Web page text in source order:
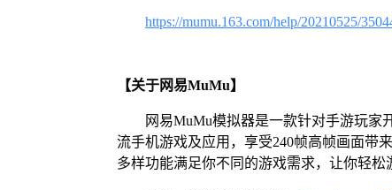
https://mumu.163.com/help/20210525/
【关于网易MuMu】
网易MuMu模拟器是一款针对手游玩家
流手机游戏及应用，享受240帧高帧画面带
多样功能满足你不同的游戏需求，让你轻松